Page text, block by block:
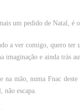
um pedido de Natal, é
a ver comigo, quero ter
imaginação e ainda trás
na mão, numa Fnac
não escapa.